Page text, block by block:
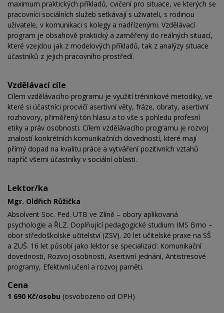
maximum praktických příkladů, cvičení pro situace, ve kterých se
pracovníci sociálních služeb setkávají s uživateli, s rodinou
uživatele, v komunikaci s kolegy a nadřízenými. Vzdělávací
program je obsahově praktický a zaměřený do reálných situací,
které vzejdou jak z modelových příkladů, tak z analýzy situace
účastníků z jejich pracovního prostředí.
Vzdělávací cíle
Cílem vzdělávacího programu je využití tréninkové metodiky, ve
které si účastníci procvičí asertivní věty, fráze, obraty, asertivní
rozhovory, přiměřený tón hlasu a to vše s pohledu profesní
etiky a práv osobnosti. Cílem vzdělávacího programu je rozvoj
znalostí konkrétních komunikačních dovedností, které mají
přímý dopad na kvalitu práce a vytváření pozitivních vztahů
napříč všemi účastníky v sociální oblasti.
Lektor/ka
Mgr. Oldřich Růžička
Absolvent Soc. Ped. UTB ve Zlíně – obory aplikovaná
psychologie a ŘLZ. Doplňující pedagogické studium IMS Brno –
obor středoškolské učitelství (ZSV). 20 let učitelské praxe na SŠ
a ZUŠ. 16 let působí jako lektor se specializací: Komunikační
dovednosti, Rozvoj osobnosti, Asertivní jednání, Antistresové
programy, Efektivní učení a rozvoj paměti.
Cena
1 690 Kč/osobu (osvobozeno od DPH)